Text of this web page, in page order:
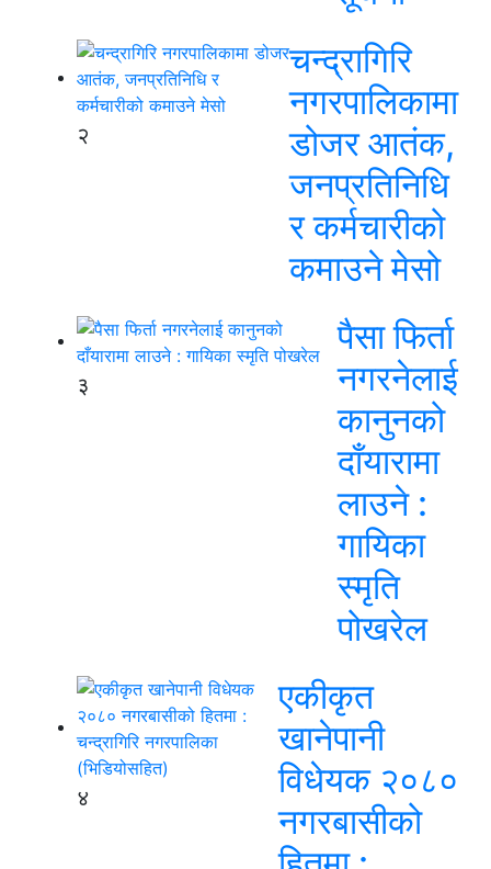
२
चन्द्रागिरि
नगरपालिकामा
डोजर आतंक,
जनप्रतिनिधि
र कर्मचारीको
कमाउने मेसो
३
पैसा फिर्ता
नगरनेलाई
कानुनको
दाँयारामा
लाउने :
गायिका
स्‍मृति
पोखरेल
४
एकीकृत
खानेपानी
विधेयक २०८०
नगरबासीको